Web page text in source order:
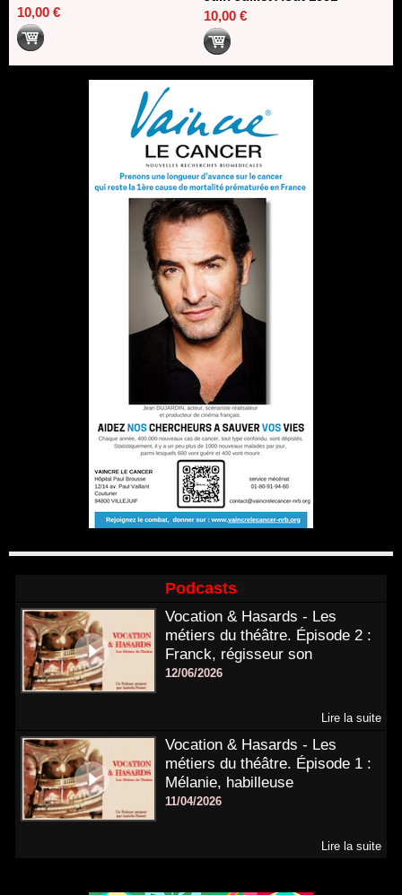
10,00 €
10,00 €
Podcasts
Vocation & Hasards - Les
métiers du théâtre. Épisode 2 :
Franck, régisseur son
12/06/2026
Lire la suite
Vocation & Hasards - Les
métiers du théâtre. Épisode 1 :
Mélanie, habilleuse
11/04/2026
Lire la suite